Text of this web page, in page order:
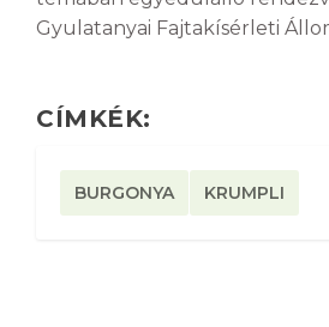
Gyulatanyai Fajtakísérleti
CÍMKÉK:
BURGONYA KRUMPLI